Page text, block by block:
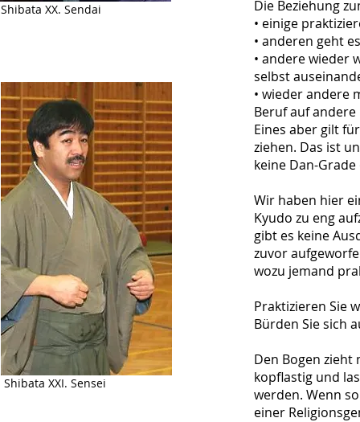
Shibata XX. Sendai
Shibata XXI. Sensei
Die Beziehung
• einige
• anderen geht
• andere wieder
selbst
• wieder andere
Beruf auf
Eines aber gilt
ziehen. Das ist
keine Dan-
Wir haben hier
Kyudo zu eng
gibt es keine
zuvor
wozu jemand
Praktizieren Sie
Bürden Sie sich
Den Bogen
kopflastig und
werden. Wenn
einer